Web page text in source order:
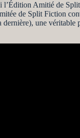
Amitié de
de Split Fiction
une véritable